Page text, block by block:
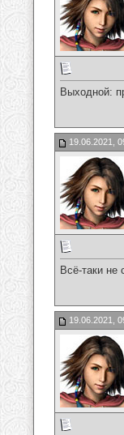
Выходной:
19.06.2021,
Всё-таки
19.06.2021,